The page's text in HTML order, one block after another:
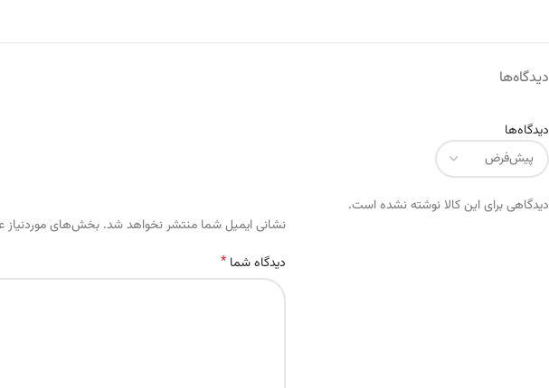
دیدگاه‌ها
دیدگاه‌ها
دیدگاهی برای این کالا نوشته نشده است.
نشانی ایمیل شما منتشر نخواهد شد. بخش‌های موردنیاز
دیدگاه شما *